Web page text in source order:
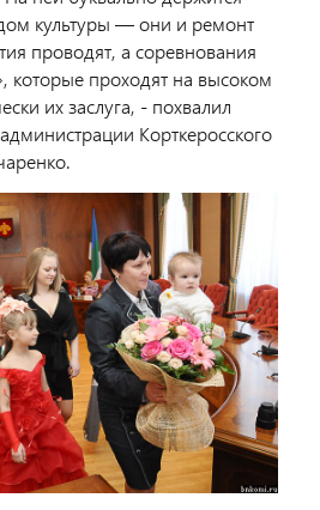
культуры — они и ремонт
проводят, а соревнования
которые проходят на высоком
их заслуга, - похвалил
Корткеросского